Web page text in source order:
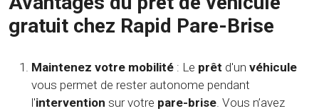
gratuit chez Rapid Pare-Brise
Maintenez votre mobilité : Le prêt d'un véhicule
vous permet de rester autonome pendant
l'intervention sur votre pare-brise. Vous n’avez